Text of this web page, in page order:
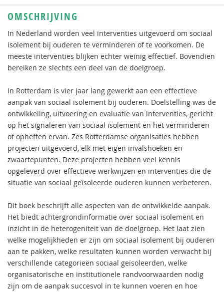
OMSCHRIJVING
In Nederland worden veel interventies uitgevoerd om sociaal
isolement bij ouderen te verminderen of te voorkomen. De
meeste interventies blijken echter weinig effectief. Bovendien
bereiken ze slechts een deel van de doelgroep.
In Rotterdam is vier jaar lang gewerkt aan een effectieve
aanpak van sociaal isolement bij ouderen. Doelstelling was de
ontwikkeling, uitvoering en evaluatie van interventies, gericht
op het signaleren van sociaal isolement en het verminderen
of opheffen ervan. Zes Rotterdamse organisaties hebben
projecten uitgevoerd, elk met eigen invalshoeken en
zwaartepunten. Deze projecten hebben veel kennis
opgeleverd over effectieve werkwijzen en interventies die de
situatie van sociaal geïsoleerde ouderen kunnen verbeteren.
Dit boek beschrijft alle aspecten van de ontwikkelde aanpak.
Het biedt achtergrondinformatie over sociaal isolement en
inzicht in de heterogeniteit van de doelgroep. Het laat zien
welke mogelijkheden er zijn om sociaal isolement bij ouderen
aan te pakken, welke resultaten kunnen worden verwacht bij
verschillende categorieën sociaal geïsoleerden, welke
organisatorische en institutionele randvoorwaarden nodig
zijn om de aanpak succesvol in te kunnen voeren en hoe